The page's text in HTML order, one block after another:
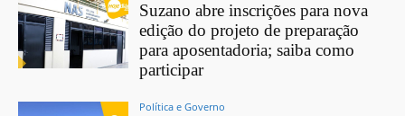
Suzano abre inscrições para nova
edição do projeto de preparação
para aposentadoria; saiba como
participar
Política e Governo